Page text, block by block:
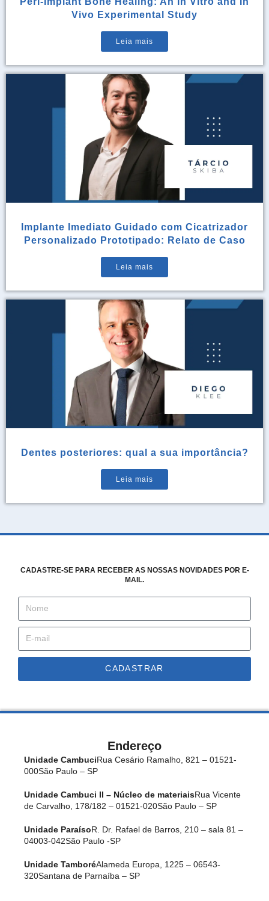
Vivo Experimental Study
Leia mais
Implante Imediato Guidado com Cicatrizador
Personalizado Prototipado: Relato de Caso
Leia mais
Dentes posteriores: qual a sua importância?
Leia mais
CADASTRE-SE PARA RECEBER AS NOSSAS NOVIDADES POR E-
MAIL.
CADASTRAR
Endereço
Unidade CambuciRua Cesário Ramalho, 821 – 01521-
000São Paulo – SP
Unidade Cambuci II – Núcleo de materiaisRua Vicente
de Carvalho, 178/182 – 01521-020São Paulo – SP
Unidade ParaísoR. Dr. Rafael de Barros, 210 – sala 81 –
04003-042São Paulo -SP
Unidade TamboréAlameda Europa, 1225 – 06543-
320Santana de Parnaíba – SP